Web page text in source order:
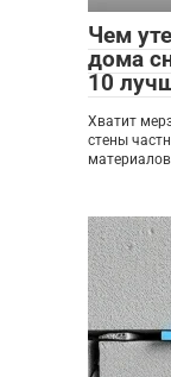
Чем
дома
10
Хватит
стены